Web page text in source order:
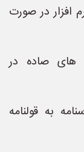
افزار در صورت
های صاده در
به قولنامه